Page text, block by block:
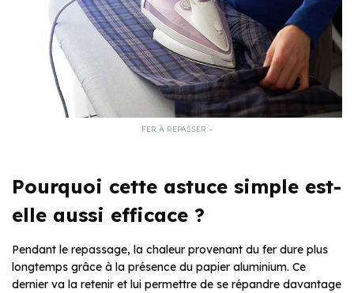
FER À REPASSER –
Pourquoi cette astuce simple est-
elle aussi efficace ?
Pendant le repassage, la chaleur provenant du fer dure plus
longtemps grâce à la présence du papier aluminium. Ce
dernier va la retenir et lui permettre de se répandre davantage